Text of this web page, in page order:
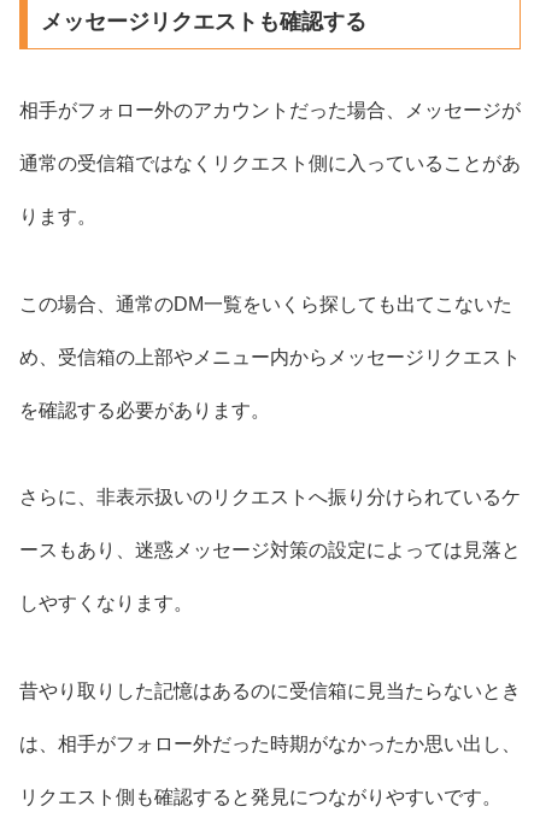
メッセージリクエストも確認する
相手がフォロー外のアカウントだった場合、メッセージが
通常の受信箱ではなくリクエスト側に入っていることがあ
ります。
この場合、通常のDM一覧をいくら探しても出てこないた
め、受信箱の上部やメニュー内からメッセージリクエスト
を確認する必要があります。
さらに、非表示扱いのリクエストへ振り分けられているケ
ースもあり、迷惑メッセージ対策の設定によっては見落と
しやすくなります。
昔やり取りした記憶はあるのに受信箱に見当たらないとき
は、相手がフォロー外だった時期がなかったか思い出し、
リクエスト側も確認すると発見につながりやすいです。